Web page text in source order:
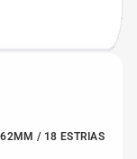
/ 18 ESTRIAS